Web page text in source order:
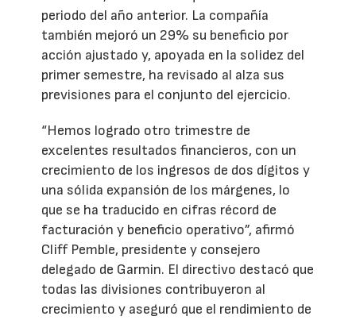
periodo del año anterior. La compañía
también mejoró un 29% su beneficio por
acción ajustado y, apoyada en la solidez del
primer semestre, ha revisado al alza sus
previsiones para el conjunto del ejercicio.
“Hemos logrado otro trimestre de
excelentes resultados financieros, con un
crecimiento de los ingresos de dos dígitos y
una sólida expansión de los márgenes, lo
que se ha traducido en cifras récord de
facturación y beneficio operativo”, afirmó
Cliff Pemble, presidente y consejero
delegado de Garmin. El directivo destacó que
todas las divisiones contribuyeron al
crecimiento y aseguró que el rendimiento de